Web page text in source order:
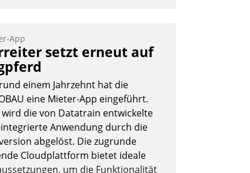
von Aufträgen der
Instandhaltung in die SAP-
deutscher
– und
damit den Weg vom
zum Dienstleisterauftrag.
Hußmann
App
setzt erneut auf
einem Jahrzehnt hat die
eine Mieter-App eingeführt.
die von Datatrain entwickelte
integrierte Anwendung durch die
abgelöst. Die zugrunde
Cloudplattform bietet ideale
um die Funktionalität